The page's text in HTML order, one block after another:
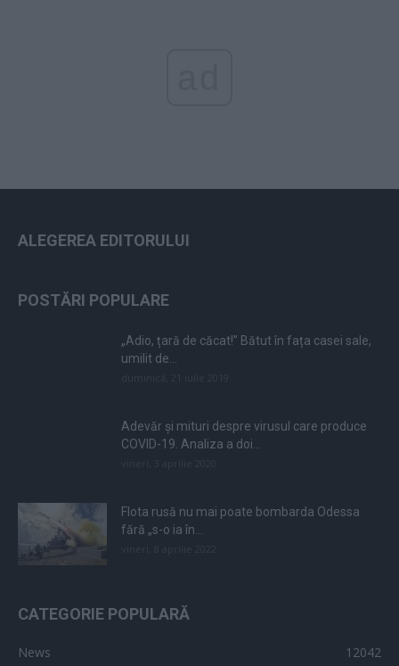
ALEGEREA EDITORULUI
POSTĂRI POPULARE
„Adio, țară de căcat!” Bătut în fața casei sale,
umilit de...
Adevăr și mituri despre virusul care produce
COVID-19. Analiza a doi...
Flota rusă nu mai poate bombarda Odessa
fără „s-o ia în...
CATEGORIE POPULARĂ
News
12042